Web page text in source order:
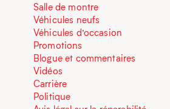
Salle de montre
Véhicules neufs
Véhicules d’occasion
Promotions
Blogue et commentaires
Vidéos
Carrière
Politique